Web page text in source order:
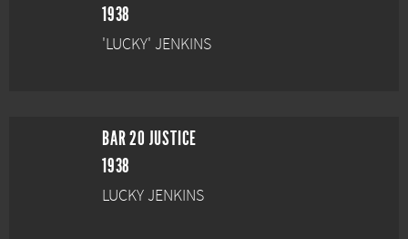
1938
'LUCKY' JENKINS
BAR 20 JUSTICE
1938
LUCKY JENKINS